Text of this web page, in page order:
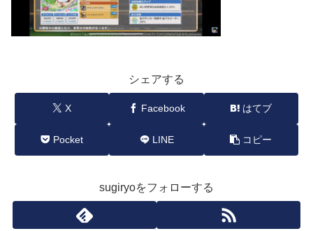
シェアする
X Facebook はてブ
Pocket LINE コピー
sugiryoをフォローする